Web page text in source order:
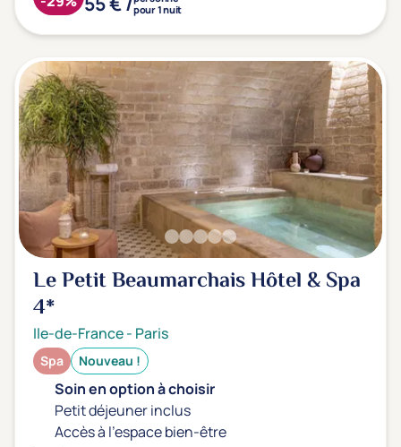
pour 1 nuit
Le Petit Beaumarchais Hôtel & Spa
4*
Ile-de-France- Paris
Spa Nouveau !
Soin en option à choisir
Petit déjeuner inclus
Accès à l'espace bien-être